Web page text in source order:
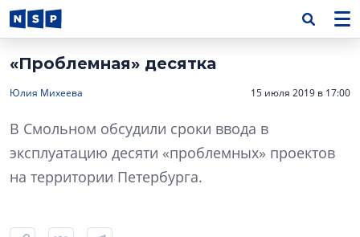
«Проблемная» десятка
Юлия Михеева 15 июля 2019 в 17:00
В Смольном обсудили сроки ввода в
эксплуатацию десяти «проблемных» проектов
на территории Петербурга.